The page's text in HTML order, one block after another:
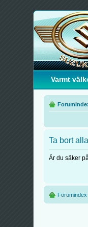
Varmt
Ta bort
Är du säker
Forumindex